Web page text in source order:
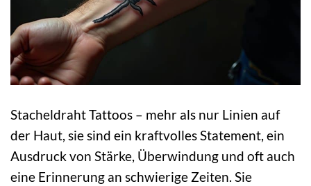
Stacheldraht Tattoos – mehr als nur Linien auf
der Haut, sie sind ein kraftvolles Statement, ein
Ausdruck von Stärke, Überwindung und oft auch
eine Erinnerung an schwierige Zeiten. Sie